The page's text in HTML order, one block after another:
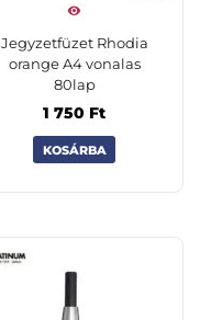
Jegyzetfüzet Rhodia
orange A4 vonalas
80lap
1 750 Ft
KOSÁRBA